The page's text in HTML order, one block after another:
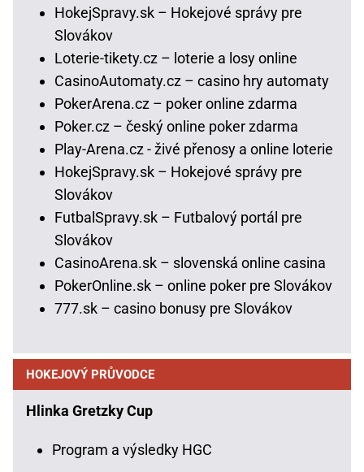
HokejSpravy.sk – Hokejové správy pre
Slovákov
Loterie-tikety.cz – loterie a losy online
CasinoAutomaty.cz – casino hry automaty
PokerArena.cz – poker online zdarma
Poker.cz – český online poker zdarma
Play-Arena.cz - živé přenosy a online loterie
HokejSpravy.sk – Hokejové správy pre
Slovákov
FutbalSpravy.sk – Futbalový portál pre
Slovákov
CasinoArena.sk – slovenská online casina
PokerOnline.sk – online poker pre Slovákov
777.sk – casino bonusy pre Slovákov
HOKEJOVÝ PRŮVODCE
Hlinka Gretzky Cup
Program a výsledky HGC